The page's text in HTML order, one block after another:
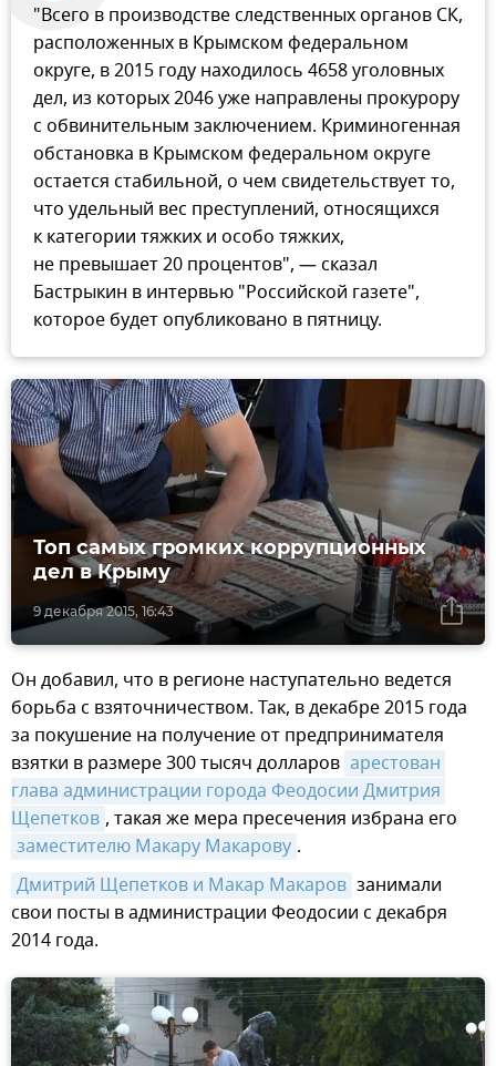
"Всего в производстве следственных органов СК,
расположенных в Крымском федеральном
округе, в 2015 году находилось 4658 уголовных
дел, из которых 2046 уже направлены прокурору
с обвинительным заключением. Криминогенная
обстановка в Крымском федеральном округе
остается стабильной, о чем свидетельствует то,
что удельный вес преступлений, относящихся
к категории тяжких и особо тяжких,
не превышает 20 процентов", — сказал
Бастрыкин в интервью "Российской газете",
которое будет опубликовано в пятницу.
9 декабря 2015, 16:43
Топ самых громких коррупционных
дел в Крыму
Он добавил, что в регионе наступательно ведется
борьба с взяточничеством. Так, в декабре 2015 года
за покушение на получение от предпринимателя
взятки в размере 300 тысяч долларов арестован
глава администрации города Феодосии Дмитрия
Щепетков , такая же мера пресечения избрана его
заместителю Макару Макарову .
Дмитрий Щепетков и Макар Макаров занимали
свои посты в администрации Феодосии с декабря
2014 года.